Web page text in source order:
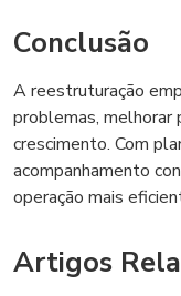
Conclusão
A reestruturação
problemas, melhorar
crescimento. Com
acompanhamento
operação mais
Artigos